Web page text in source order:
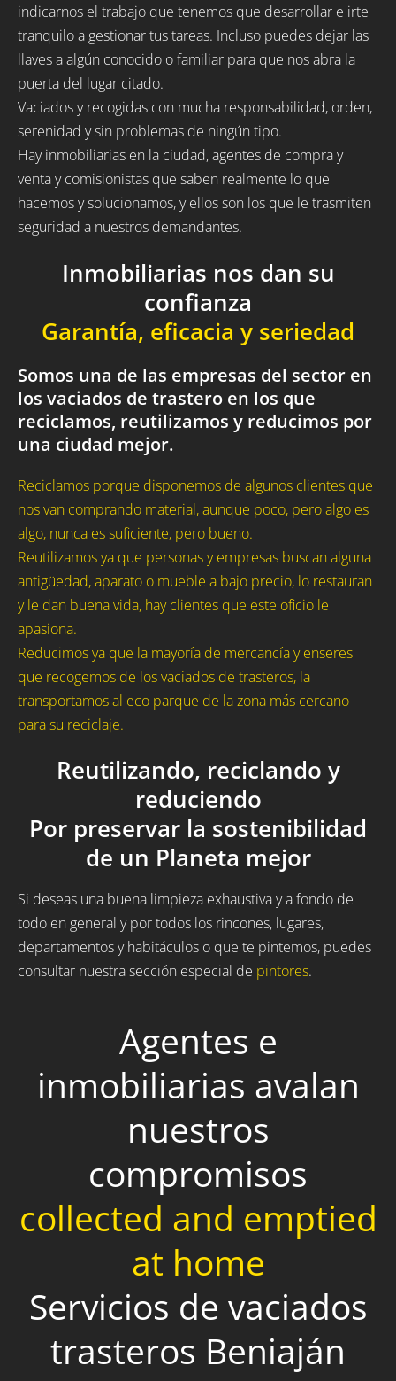
indicarnos el trabajo que tenemos que desarrollar e irte
tranquilo a gestionar tus tareas. Incluso puedes dejar las
llaves a algún conocido o familiar para que nos abra la
puerta del lugar citado.
Vaciados y recogidas con mucha responsabilidad, orden,
serenidad y sin problemas de ningún tipo.
Hay inmobiliarias en la ciudad, agentes de compra y
venta y comisionistas que saben realmente lo que
hacemos y solucionamos, y ellos son los que le trasmiten
seguridad a nuestros demandantes.
Inmobiliarias nos dan su
confianza
Garantía, eficacia y seriedad
Somos una de las empresas del sector en
los vaciados de trastero en los que
reciclamos, reutilizamos y reducimos por
una ciudad mejor.
Reciclamos porque disponemos de algunos clientes que
nos van comprando material, aunque poco, pero algo es
algo, nunca es suficiente, pero bueno.
Reutilizamos ya que personas y empresas buscan alguna
antigüedad, aparato o mueble a bajo precio, lo restauran
y le dan buena vida, hay clientes que este oficio le
apasiona.
Reducimos ya que la mayoría de mercancía y enseres
que recogemos de los vaciados de trasteros, la
transportamos al eco parque de la zona más cercano
para su reciclaje.
Reutilizando, reciclando y
reduciendo
Por preservar la sostenibilidad
de un Planeta mejor
Si deseas una buena limpieza exhaustiva y a fondo de
todo en general y por todos los rincones, lugares,
departamentos y habitáculos o que te pintemos, puedes
consultar nuestra sección especial de pintores.
Agentes e
inmobiliarias avalan
nuestros
compromisos
collected and emptied
at home
Servicios de vaciados
trasteros Beniaján